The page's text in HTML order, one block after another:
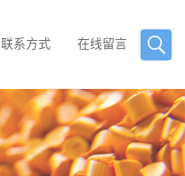
联系方式 在线留言